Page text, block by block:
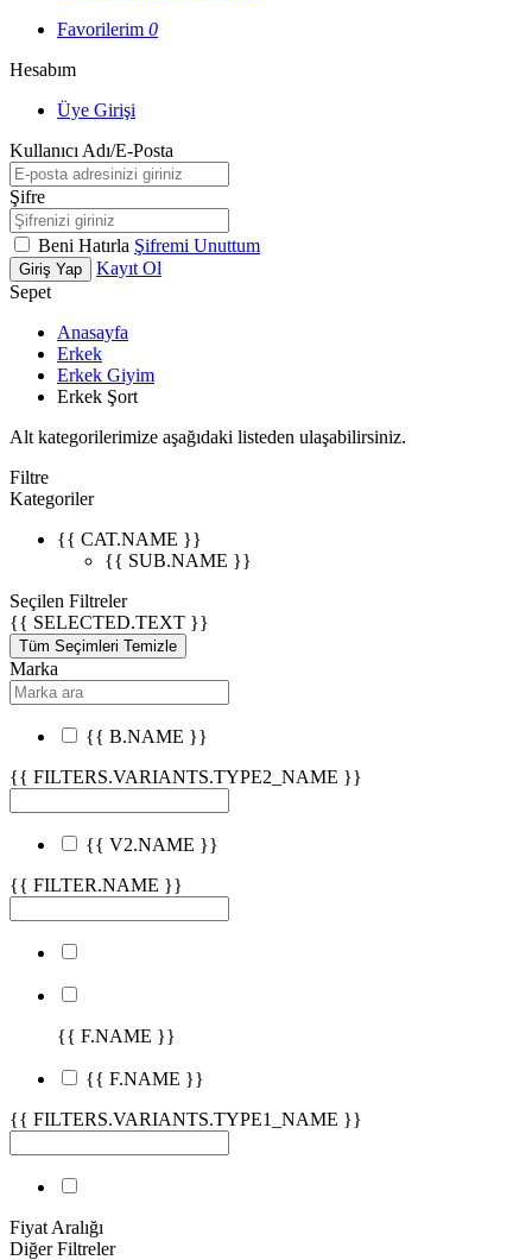
Favorilerim 0
Hesabım
Üye Girişi
Kullanıcı Adı/E-Posta
Şifre
Beni Hatırla Şifremi Unuttum
Giriş Yap
Kayıt Ol
Sepet
Anasayfa
Erkek
Erkek Giyim
Erkek Şort
Alt kategorilerimize aşağıdaki listeden ulaşabilirsiniz.
Filtre
Kategoriler
{{ CAT.NAME }}
{{ SUB.NAME }}
Seçilen Filtreler
{{ SELECTED.TEXT }}
Tüm Seçimleri Temizle
Marka
{{ B.NAME }}
{{ FILTERS.VARIANTS.TYPE2_NAME }}
{{ V2.NAME }}
{{ FILTER.NAME }}
{{ F.NAME }}
{{ F.NAME }}
{{ FILTERS.VARIANTS.TYPE1_NAME }}
Fiyat Aralığı
Diğer Filtreler